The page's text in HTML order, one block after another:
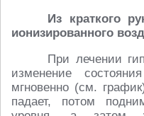
Из краткого
ионизированного
При лечении
изменение
мгновенно (см.
падает, потом